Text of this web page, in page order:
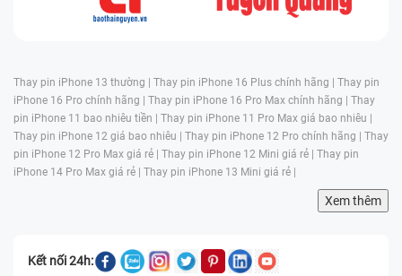
Thay pin iPhone 13 thường | Thay pin iPhone 16 Plus chính hãng | Thay pin
iPhone 16 Pro chính hãng | Thay pin iPhone 16 Pro Max chính hãng | Thay
pin iPhone 11 bao nhiêu tiền | Thay pin iPhone 11 Pro Max giá bao nhiêu |
Thay pin iPhone 12 giá bao nhiêu | Thay pin iPhone 12 Pro chính hãng | Thay
pin iPhone 12 Pro Max giá rẻ | Thay pin iPhone 12 Mini giá rẻ | Thay pin
iPhone 14 Pro Max giá rẻ | Thay pin iPhone 13 Mini giá rẻ |
Xem thêm
Kết nối 24h: